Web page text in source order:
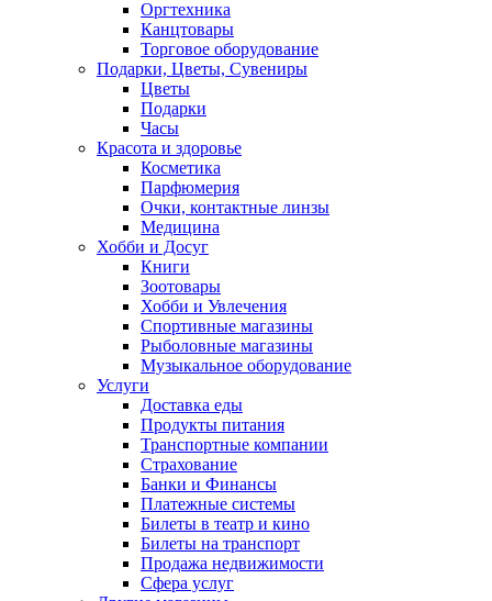
Оргтехника
Канцтовары
Торговое оборудование
Подарки, Цветы, Сувениры
Цветы
Подарки
Часы
Красота и здоровье
Косметика
Парфюмерия
Очки, контактные линзы
Медицина
Хобби и Досуг
Книги
Зоотовары
Хобби и Увлечения
Спортивные магазины
Рыболовные магазины
Музыкальное оборудование
Услуги
Доставка еды
Продукты питания
Транспортные компании
Страхование
Банки и Финансы
Платежные системы
Билеты в театр и кино
Билеты на транспорт
Продажа недвижимости
Сфера услуг